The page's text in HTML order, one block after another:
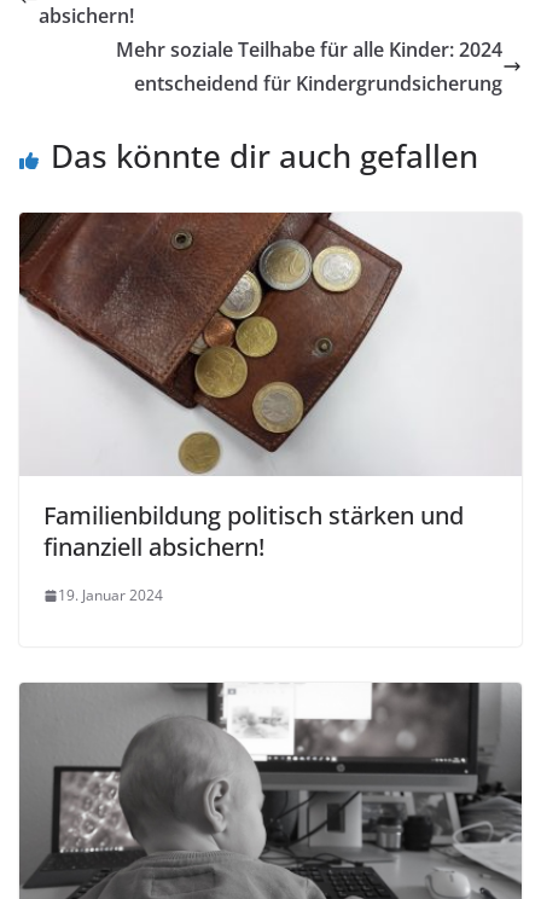
absichern!
Mehr soziale Teilhabe für alle Kinder: 2024
entscheidend für Kindergrundsicherung
Das könnte dir auch gefallen
Familienbildung politisch stärken und
finanziell absichern!
19. Januar 2024